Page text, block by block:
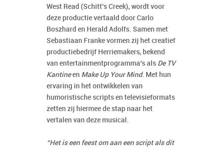
West Read (Schitt’s Creek), wordt voor
deze productie vertaald door Carlo
Boszhard en Herald Adolfs. Samen met
Sebastiaan Franke vormen zij het creatief
productiebedrijf Herriemakers, bekend
van entertainmentprogramma’s als De TV
Kantineen Make Up Your Mind. Met hun
ervaring in het ontwikkelen van
humoristische scripts en televisieformats
zetten zij hiermee de stap naar het
vertalen van deze musical.
“Het is een feest om aan een script als dit